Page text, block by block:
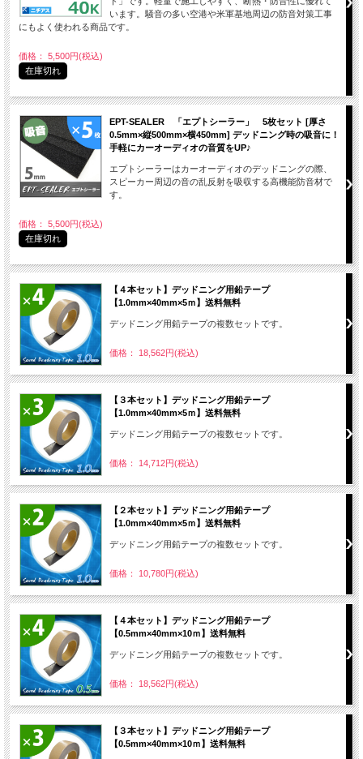
います。騒音の多い空港や米軍基地周辺の防音対策工事
にもよく使われる商品です。
価格： 5,500円(税込)
在庫切れ
EPT-SEALER 「エプトシーラー」 5枚セット [厚さ
0.5mm×縦500mm×横450mm] デッドニング時の吸音に！
手軽にカーオーディオの音質をUP♪
エプトシーラーはカーオーディオのデッドニングの際、
スピーカー周辺の音の乱反射を吸収する高機能防音材で
す。
価格： 5,500円(税込)
在庫切れ
【４本セット】デッドニング用鉛テープ
【1.0mm×40mm×5ｍ】送料無料
デッドニング用鉛テープの複数セットです。
価格： 18,562円(税込)
【３本セット】デッドニング用鉛テープ
【1.0mm×40mm×5ｍ】送料無料
デッドニング用鉛テープの複数セットです。
価格： 14,712円(税込)
【２本セット】デッドニング用鉛テープ
【1.0mm×40mm×5ｍ】送料無料
デッドニング用鉛テープの複数セットです。
価格： 10,780円(税込)
【４本セット】デッドニング用鉛テープ
【0.5mm×40mm×10ｍ】送料無料
デッドニング用鉛テープの複数セットです。
価格： 18,562円(税込)
【３本セット】デッドニング用鉛テープ
【0.5mm×40mm×10ｍ】送料無料